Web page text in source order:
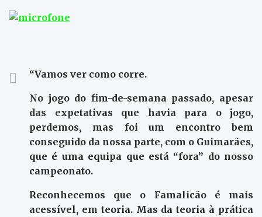
“Vamos ver como corre.
No jogo do fim-de-semana passado, apesar
das expetativas que havia para o jogo,
perdemos, mas foi um encontro bem
conseguido da nossa parte, com o Guimarães,
que é uma equipa que está “fora” do nosso
campeonato.
Reconhecemos que o Famalicão é mais
acessível, em teoria. Mas da teoria à prática